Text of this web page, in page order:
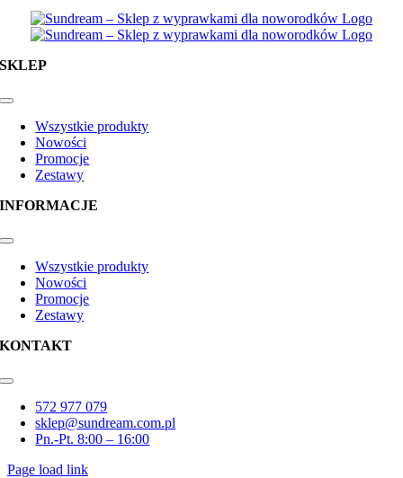
SKLEP
Toggle
NavigationWszystkie produkty
Nowości
Promocje
Zestawy
INFORMACJE
Toggle
NavigationWszystkie produkty
Nowości
Promocje
Zestawy
KONTAKT
Toggle
Navigation572 977 079
sklep@sundream.com.pl
Pn.-Pt. 8:00 – 16:00
Page load link